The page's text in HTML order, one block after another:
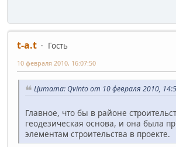
t-a.t
Гость
10 февраля 2010, 16:07:50
Цитата: Qvinto от 10 февраля 2010,
Главное, что бы в районе
геодезическая основа, и она была
элементам строительства в проекте.